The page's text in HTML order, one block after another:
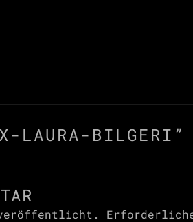
LAURA-BILGERI ”